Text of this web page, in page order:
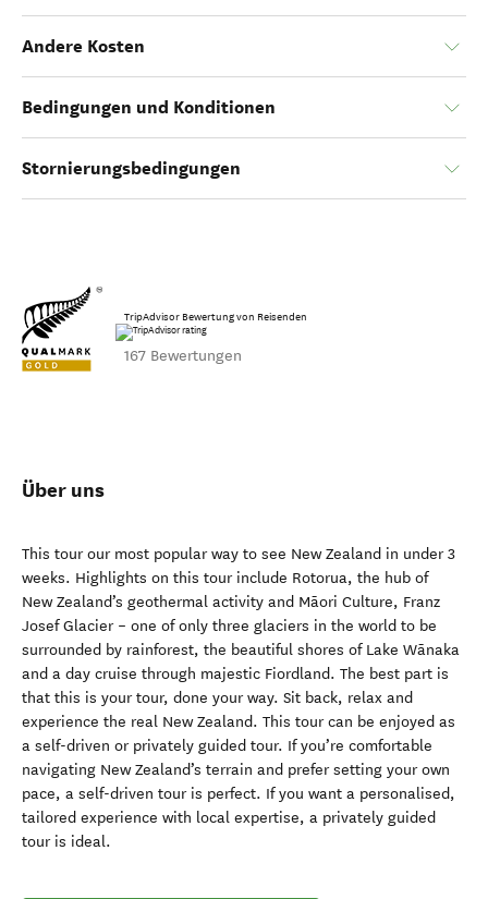
Andere Kosten
Bedingungen und Konditionen
Stornierungsbedingungen
TripAdvisor Bewertung von Reisenden
167 Bewertungen
Über uns
This tour our most popular way to see New Zealand in under 3
weeks. Highlights on this tour include Rotorua, the hub of
New Zealand’s geothermal activity and Māori Culture, Franz
Josef Glacier – one of only three glaciers in the world to be
surrounded by rainforest, the beautiful shores of Lake Wānaka
and a day cruise through majestic Fiordland. The best part is
that this is your tour, done your way. Sit back, relax and
experience the real New Zealand. This tour can be enjoyed as
a self-driven or privately guided tour. If you’re comfortable
navigating New Zealand’s terrain and prefer setting your own
pace, a self-driven tour is perfect. If you want a personalised,
tailored experience with local expertise, a privately guided
tour is ideal.